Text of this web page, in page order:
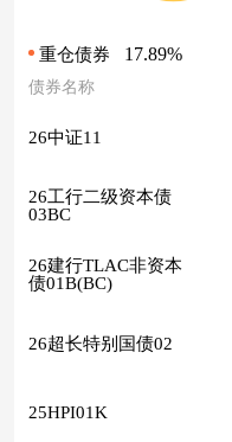
重仓债券 17.89%
债券名称
26中证11
26工行二级资本债
03BC
26建行TLAC非资本
债01B(BC)
26超长特别国债02
25HPI01K